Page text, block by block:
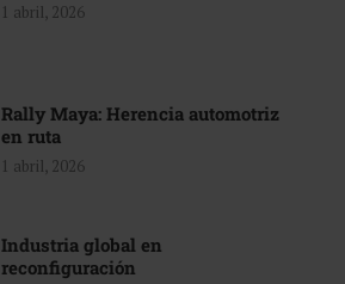
1 abril, 2026
Rally Maya: Herencia automotriz
en ruta
1 abril, 2026
Industria global en
reconfiguración